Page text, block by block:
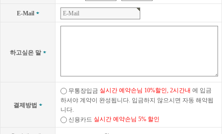
E-Mail
하고싶은 말
결제방법
무통장입금 실시간 예약손님 10%할인, 2시간내 에 입금
하셔야 계약이 완성됩니다. 입금하지 않으시면 자동 해약됩
니다.
신용카드 실시간 예약손님 5% 할인